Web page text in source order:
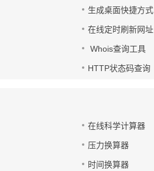
生成桌面快捷方式
在线定时刷新网址
Whois查询工具
HTTP状态码查询
在线科学计算器
压力换算器
时间换算器